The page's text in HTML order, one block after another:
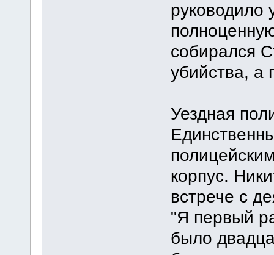
руководило
собирался
убийства, а
Уездная
корпус.
встрече с
"Я первый
было